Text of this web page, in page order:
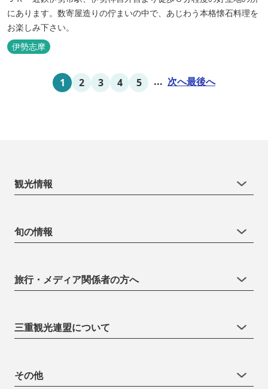
にあります。数寄屋造りの佇まいの中で、あじわう本格懐石料理を
お楽しみ下さい。
伊勢志摩
1 2 3 4 5 ... 次へ最後へ
観光情報
旬の情報
旅行・メディア関係者の方へ
三重観光連盟について
その他